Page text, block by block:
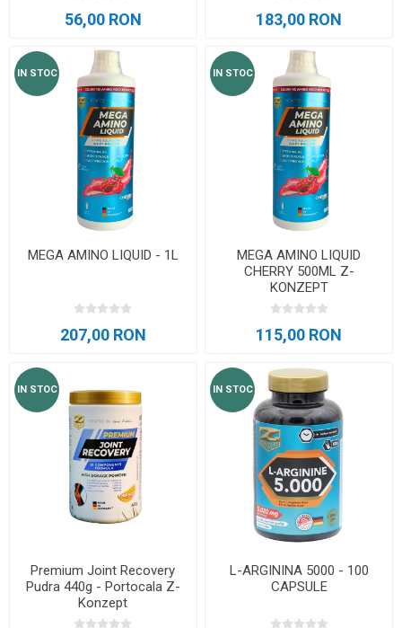
56,00 RON 183,00 RON
IN STOC
MEGA AMINO LIQUID - 1L
207,00 RON
IN STOC
MEGA AMINO LIQUID
CHERRY 500ML Z-
KONZEPT
115,00 RON
IN STOC
Premium Joint Recovery
Pudra 440g - Portocala Z-
Konzept
IN STOC
L-ARGININA 5000 - 100
CAPSULE